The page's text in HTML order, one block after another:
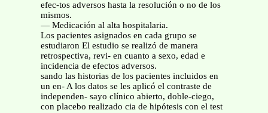
efec-tos adversos hasta la resolución o no de los
mismos.
— Medicación al alta hospitalaria.
Los pacientes asignados en cada grupo se
estudiaron El estudio se realizó de manera
retrospectiva, revi- en cuanto a sexo, edad e
incidencia de efectos adversos.
sando las historias de los pacientes incluidos en
un en- A los datos se les aplicó el contraste de
independen- sayo clínico abierto, doble-ciego,
con placebo realizado cia de hipótesis con el test